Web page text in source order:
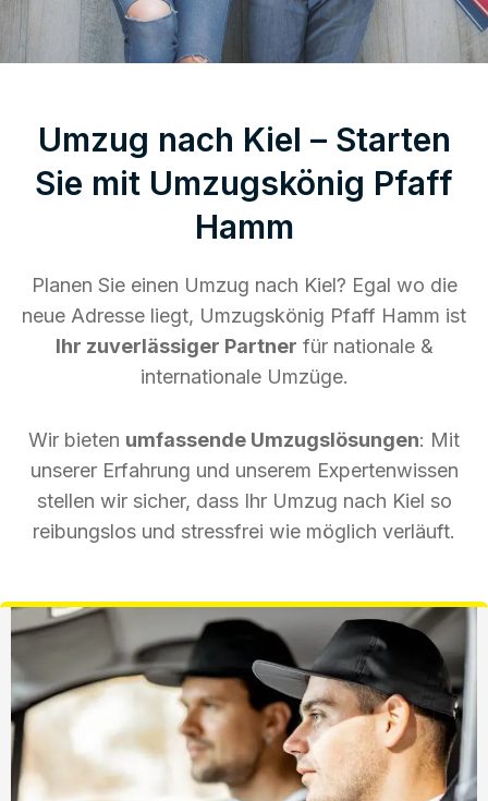
Umzug nach Kiel – Starten
Sie mit Umzugskönig Pfaff
Hamm
Planen Sie einen Umzug nach Kiel? Egal wo die
neue Adresse liegt, Umzugskönig Pfaff Hamm ist
Ihr zuverlässiger Partner für nationale &
internationale Umzüge.
Wir bieten umfassende Umzugslösungen: Mit
unserer Erfahrung und unserem Expertenwissen
stellen wir sicher, dass Ihr Umzug nach Kiel so
reibungslos und stressfrei wie möglich verläuft.